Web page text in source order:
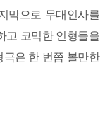
막으로 무대인사를
고 코믹한 인형들을
극은 한 번쯤 볼만한